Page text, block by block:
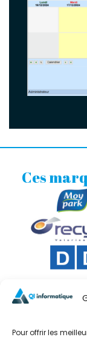
Pour offrir les
Ces